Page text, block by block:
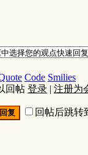
Code Smilies
回帖 登录 | 注册为
复 回帖后跳转